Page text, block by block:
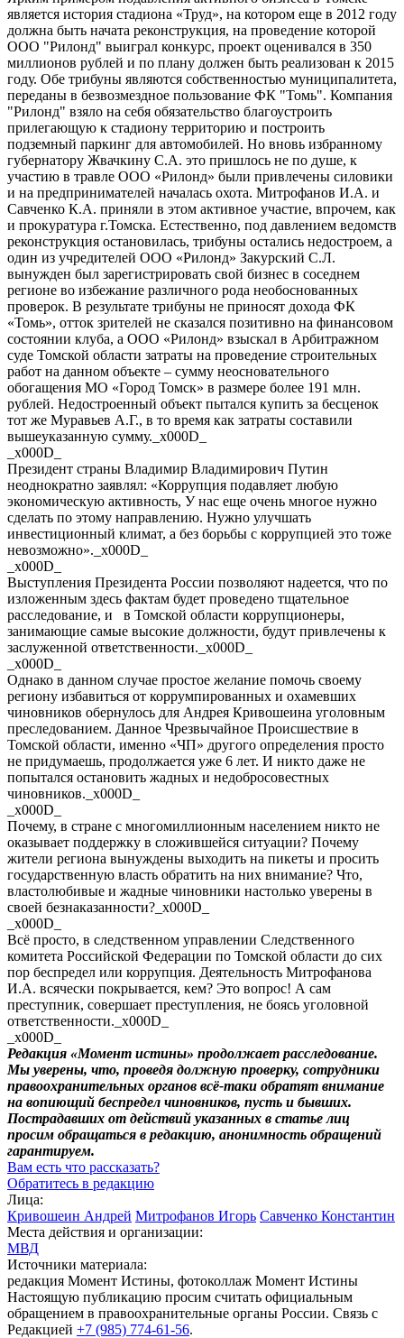
является история стадиона «Труд», на котором еще в 2012 году
должна быть начата реконструкция, на проведение которой
ООО "Рилонд" выиграл конкурс, проект оценивался в 350
миллионов рублей и по плану должен быть реализован к 2015
году. Обе трибуны являются собственностью муниципалитета,
переданы в безвозмездное пользование ФК "Томь". Компания
"Рилонд" взяло на себя обязательство благоустроить
прилегающую к стадиону территорию и построить
подземный паркинг для автомобилей. Но вновь избранному
губернатору Жвачкину С.А. это пришлось не по душе, к
участию в травле ООО «Рилонд» были привлечены силовики
и на предпринимателей началась охота. Митрофанов И.А. и
Савченко К.А. приняли в этом активное участие, впрочем, как
и прокуратура г.Томска. Естественно, под давлением ведомств
реконструкция остановилась, трибуны остались недостроем, а
один из учредителей ООО «Рилонд» Закурский С.Л.
вынужден был зарегистрировать свой бизнес в соседнем
регионе во избежание различного рода необоснованных
проверок. В результате трибуны не приносят дохода ФК
«Томь», отток зрителей не сказался позитивно на финансовом
состоянии клуба, а ООО «Рилонд» взыскал в Арбитражном
суде Томской области затраты на проведение строительных
работ на данном объекте – сумму неосновательного
обогащения МО «Город Томск» в размере более 191 млн.
рублей. Недостроенный объект пытался купить за бесценок
тот же Муравьев А.Г., в то время как затраты составили
вышеуказанную сумму._x000D_
_x000D_
Президент страны Владимир Владимирович Путин
неоднократно заявлял: «Коррупция подавляет любую
экономическую активность, У нас еще очень многое нужно
сделать по этому направлению. Нужно улучшать
инвестиционный климат, а без борьбы с коррупцией это тоже
невозможно»._x000D_
_x000D_
Выступления Президента России позволяют надеется, что по
изложенным здесь фактам будет проведено тщательное
расследование, и в Томской области коррупционеры,
занимающие самые высокие должности, будут привлечены к
заслуженной ответственности._x000D_
_x000D_
Однако в данном случае простое желание помочь своему
региону избавиться от коррумпированных и охамевших
чиновников обернулось для Андрея Кривошеина уголовным
преследованием. Данное Чрезвычайное Происшествие в
Томской области, именно «ЧП» другого определения просто
не придумаешь, продолжается уже 6 лет. И никто даже не
попытался остановить жадных и недобросовестных
чиновников._x000D_
_x000D_
Почему, в стране с многомиллионным населением никто не
оказывает поддержку в сложившейся ситуации? Почему
жители региона вынуждены выходить на пикеты и просить
государственную власть обратить на них внимание? Что,
властолюбивые и жадные чиновники настолько уверены в
своей безнаказанности?_x000D_
_x000D_
Всё просто, в следственном управлении Следственного
комитета Российской Федерации по Томской области до сих
пор беспредел или коррупция. Деятельность Митрофанова
И.А. всячески покрывается, кем? Это вопрос! А сам
преступник, совершает преступления, не боясь уголовной
ответственности._x000D_
_x000D_
Редакция «Момент истины» продолжает расследование.
Мы уверены, что, проведя должную проверку, сотрудники
правоохранительных органов всё-таки обратят внимание
на вопиющий беспредел чиновников, пусть и бывших.
Пострадавших от действий указанных в статье лиц
просим обращаться в редакцию, анонимность обращений
гарантируем.
Вам есть что рассказать?
Обратитесь в редакцию
Лица:
Кривошеин Андрей Митрофанов Игорь Савченко Константин
Места действия и организации:
МВД
Источники материала:
редакция Момент Истины, фотоколлаж Момент Истины
Настоящую публикацию просим считать официальным
обращением в правоохранительные органы России. Связь с
Редакцией +7 (985) 774-61-56.